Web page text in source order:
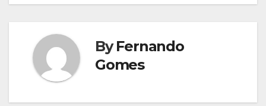
ByFernando
Gomes